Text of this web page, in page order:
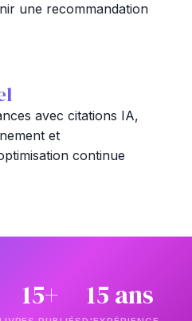
une recommandation
avec citations IA,
et
continue
15+ 15 ans